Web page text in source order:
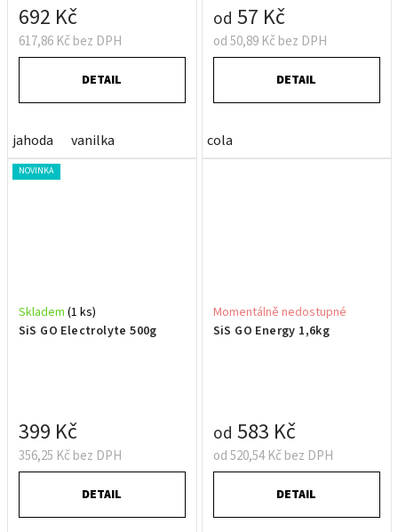
617,86 Kč bez DPH
692 Kč
DETAIL
jahoda vanilka
od 50,89 Kč bez DPH
od 57 Kč
DETAIL
cola
NOVINKA
SiS GO Electrolyte 500g
Skladem (1 ks)
356,25 Kč bez DPH
399 Kč
DETAIL
SiS GO Energy 1,6kg
Momentálně nedostupné
od 520,54 Kč bez DPH
od 583 Kč
DETAIL